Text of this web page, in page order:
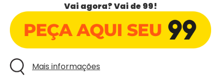
Vai agora? Vai de 99!
Mais informações